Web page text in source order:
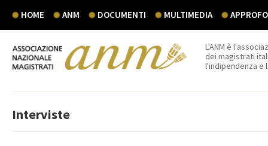
HOME ANM DOCUMENTI MULTIMEDIA
L'ANM è
dei magistrati
l'indipendenza e
Interviste